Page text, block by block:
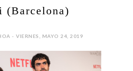
(Barcelona)
- VIERNES, MAYO 24, 2019